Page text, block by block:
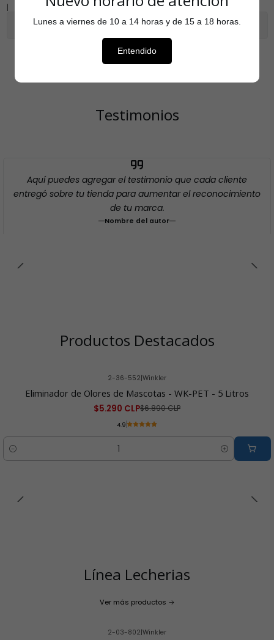
Mostrar stock de ubicaciones
Testimonios
Aquí puedes agregar el testimonio que cada cliente
entregó sobre tu tienda para aumentar el reconocimiento
de tu marca.
Nombre del autor
Productos Destacados
2-36-552|Winkler
Eliminador de Olores de Mascotas - WK-PET - 5 Litros
$5.290 CLP$6.890 CLP
4.9
Cantidad
Línea Lecherias
Ver más productos
2-03-802|Winkler
Lunes a viernes de 10 a 14 horas y de 15 a 18 horas.
Entendido